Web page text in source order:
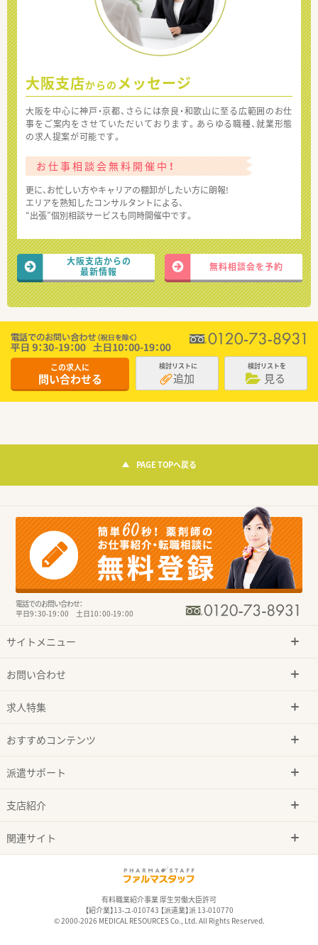
大阪支店からの メッセージ
大阪を中心に神戸・京都、さらには奈良・和歌山に至る広範囲のお仕
事をご案内をさせていただいております。あらゆる職種、就業形態
の求人提案が可能です。
お仕事相談会無料開催中！
更に、お忙しい方やキャリアの棚卸がしたい方に朗報!
エリアを熟知したコンサルタントによる、
“出張”個別相談サービスも同時開催中です。
大阪支店からの
最新情報
無料相談会を予約
この求人に
問い合わせる
検討リストに
追加
検討リストを
見る
PAGE TOPへ戻る
電話でのお問い合わせ：
平日9：30-19：00 土日10：00-19：00
サイトメニュー
お問い合わせ
求人特集
おすすめコンテンツ
派遣サポート
支店紹介
関連サイト
有料職業紹介事業 厚生労働大臣許可
【紹介業】13-ユ-010743 【派遣業】派 13-010770
© 2000-2026 MEDICAL RESOURCES Co., Ltd. All Rights Reserved.